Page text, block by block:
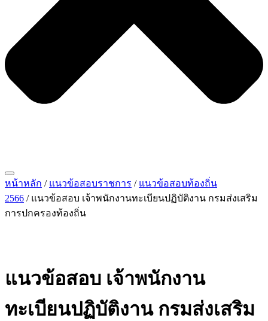
หน้าหลัก / แนวข้อสอบราชการ / แนวข้อสอบท้องถิ่น
2566 / แนวข้อสอบ เจ้าพนักงานทะเบียนปฏิบัติงาน กรมส่งเสริม
การปกครองท้องถิ่น
แนวข้อสอบ เจ้าพนักงาน
ทะเบียนปฏิบัติงาน กรมส่งเสริม